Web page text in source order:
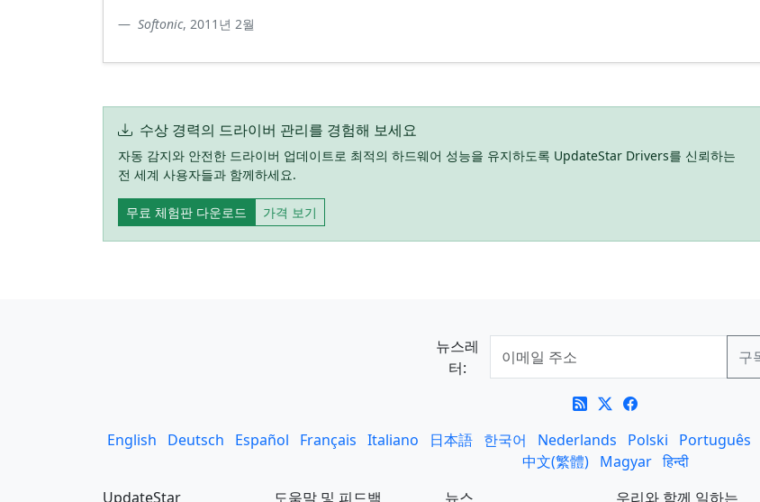
Softonic, 2011년 2월
수상 경력의 드라이버 관리를 경험해 보세요
자동 감지와 안전한 드라이버 업데이트로 최적의 하드웨어 성능을 유지하도록 UpdateStar Drivers를 신뢰하는
전 세계 사용자들과 함께하세요.
무료 체험판 다운로드 가격 보기
뉴스레
터:
English Deutsch Español Français Italiano 日本語 한국어 Nederlands Polski Português
中文(繁體)
Magyar हिन्दी
UpdateStar
도움말 및 피드백 뉴스 우리와 함께 일하는